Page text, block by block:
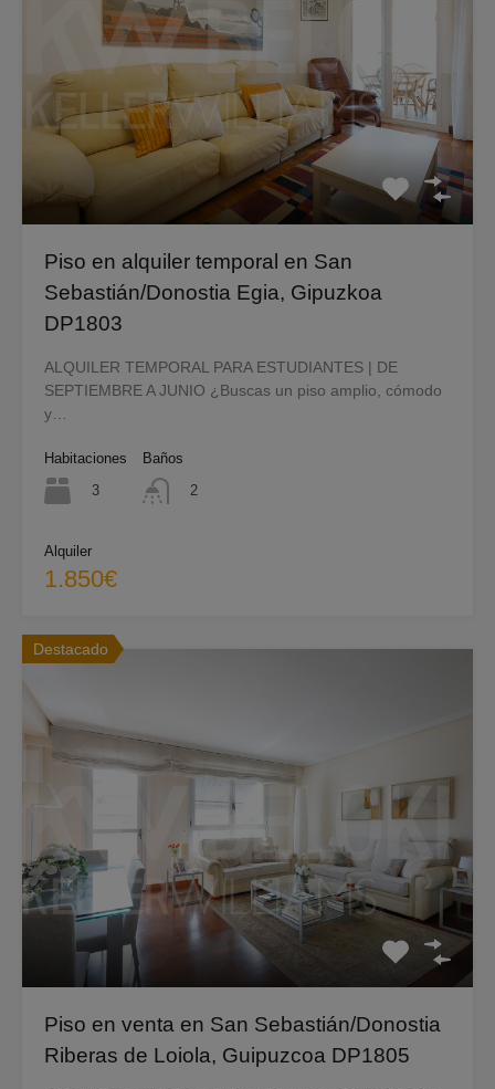
Piso en alquiler temporal en San
Sebastián/Donostia Egia, Gipuzkoa
DP1803
ALQUILER TEMPORAL PARA ESTUDIANTES | DE
SEPTIEMBRE A JUNIO ¿Buscas un piso amplio, cómodo
y…
Habitaciones
3
Baños
2
Alquiler
1.850€
Destacado
Piso en venta en San Sebastián/Donostia
Riberas de Loiola, Guipuzcoa DP1805